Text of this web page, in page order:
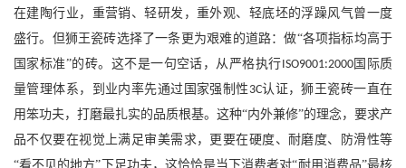
在建陶行业，重营销、轻研发，重外观、轻底坯的浮躁风气曾一度
盛行。但狮王瓷砖选择了一条更为艰难的道路：做“各项指标均高于
国家标准”的砖。这不是一句空话，从严格执行ISO9001:2000国际质
量管理体系，到业内率先通过国家强制性 3C认证，狮王瓷砖一直在
用笨功夫，打磨最扎实的品质根基。这种“内外兼修”的理念，要求产
品不仅要在视觉上满足审美需求，更要在硬度、耐磨度、防滑性等
“看不见的地方”下足功夫，这恰恰是当下消费者对“耐用消费品”最核